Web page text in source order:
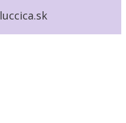
luccica.sk